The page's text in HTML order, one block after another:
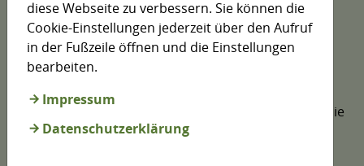
Suche
Anhand Ihres Suchbegriffes erfolgt eine
Volltextsuche bei ausgewählten Internetseiten mit
umweltthematischen Schwerpunkten. Sie können die
Ergebnisse über verschiedene Filter weiter
diese Webseite zu verbessern. Sie können die
Cookie-Einstellungen jederzeit über den Aufruf
in der Fußzeile öffnen und die Einstellungen
bearbeiten.
Impressum
Datenschutzerklärung